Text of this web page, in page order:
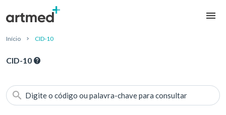
Início CID-10
CID-10
Digite o código ou palavra-chave para consultar